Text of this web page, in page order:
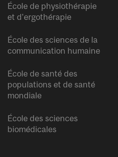
École de physiothérapie
et d’ergothérapie
École des sciences de la
communication humaine
École de santé des
populations et de santé
mondiale
École des sciences
biomédicales